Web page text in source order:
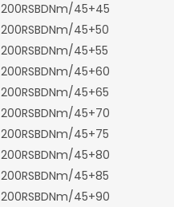
200RSBDNm/45+45
200RSBDNm/45+50
200RSBDNm/45+55
200RSBDNm/45+60
200RSBDNm/45+65
200RSBDNm/45+70
200RSBDNm/45+75
200RSBDNm/45+80
200RSBDNm/45+85
200RSBDNm/45+90